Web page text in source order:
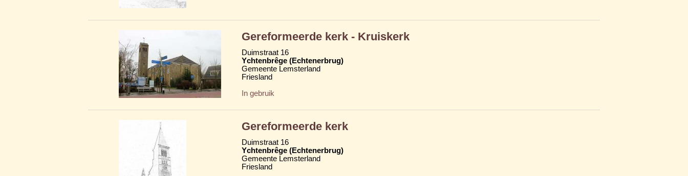
Gereformeerde kerk - Kruiskerk
Duimstraat 16
Ychtenbrêge (Echtenerbrug)
Gemeente Lemsterland
Friesland
In gebruik
Gereformeerde kerk
Duimstraat 16
Ychtenbrêge (Echtenerbrug)
Gemeente Lemsterland
Friesland